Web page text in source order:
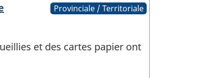
Provinciale / Territoriale
et des cartes papier ont